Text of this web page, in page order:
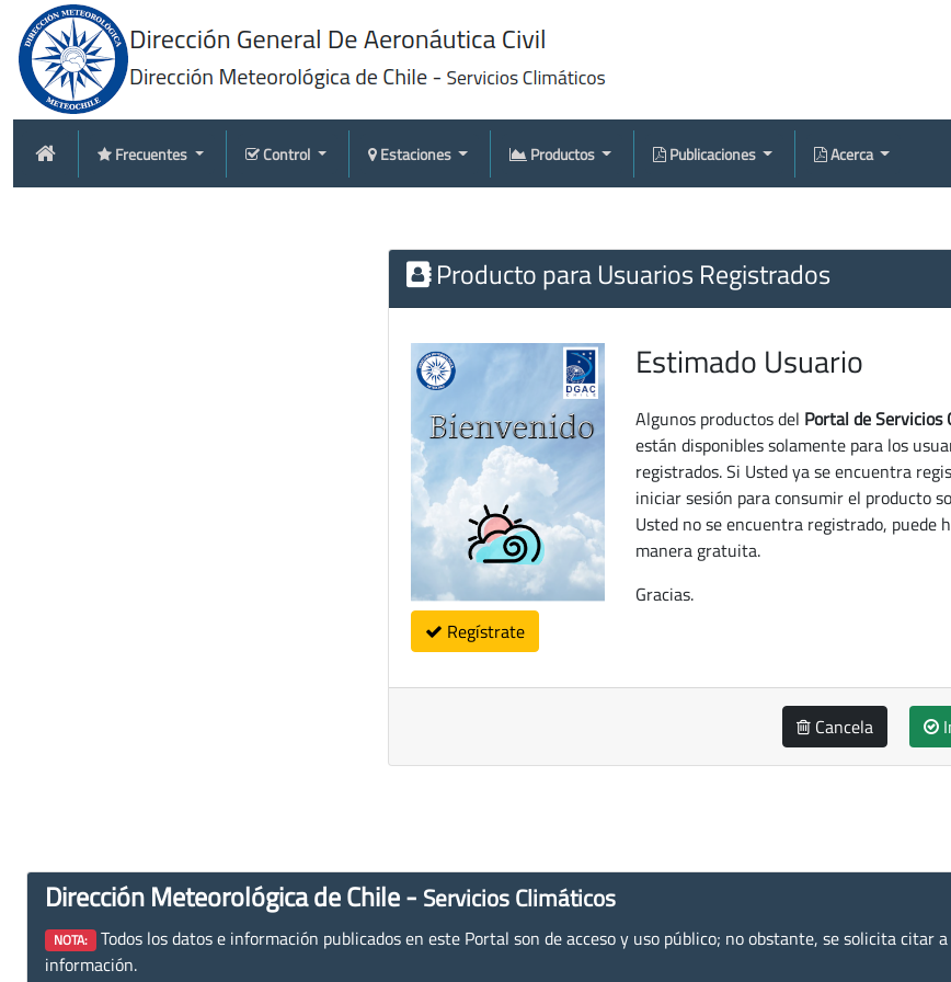
Frecuentes Control Estaciones Productos Publicaciones Acerca
Producto para Usuarios Registrados
Regístrate
Estimado Usuario
Algunos productos del Portal de Servicios
están disponibles solamente para los
registrados. Si Usted ya se encuentra
iniciar sesión para consumir el producto
Usted no se encuentra registrado, puede
manera gratuita.
Gracias.
Cancela
Dirección Meteorológica de Chile - Servicios Climáticos
NOTA: Todos los datos e información publicados en este Portal son de acceso y uso público; no obstante, se solicita citar
información.